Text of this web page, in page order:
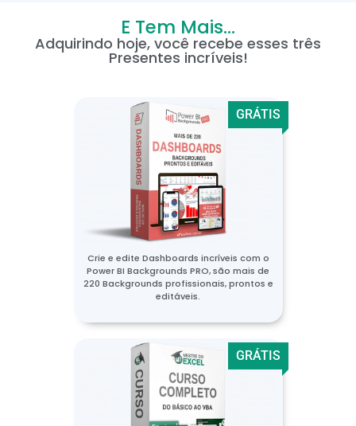
E Tem Mais...
Adquirindo hoje, você recebe esses três
Presentes incríveis!
GRÁTIS
Crie e edite Dashboards incríveis com o
Power BI Backgrounds PRO, são mais de
220 Backgrounds profissionais, prontos e
editáveis.
GRÁTIS